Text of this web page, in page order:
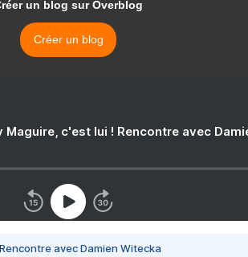
un blog sur Overblog
Créer un blog
c'est lui ! Rencontre avec
avec Damien Witecka